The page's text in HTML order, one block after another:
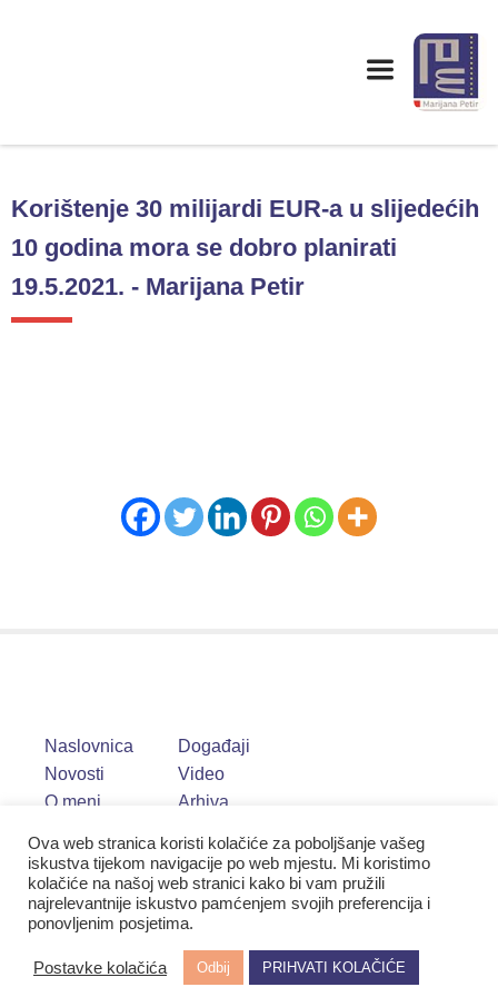
Korištenje 30 milijardi EUR-a u slijedećih
10 godina mora se dobro planirati
19.5.2021. - Marijana Petir
Naslovnica
Novosti
O meni
Događaji
Video
Arhiva
Ova web stranica koristi kolačiće za poboljšanje vašeg
iskustva tijekom navigacije po web mjestu. Mi koristimo
kolačiće na našoj web stranici kako bi vam pružili
najrelevantnije iskustvo pamćenjem svojih preferencija i
ponovljenim posjetima.
Postavke kolačića Odbij PRIHVATI KOLAČIĆE